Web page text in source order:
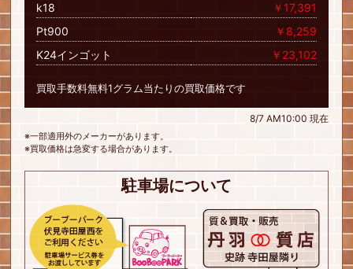
k18
￥17,391
Pt900
￥8,259
K24インゴット
￥23,102
買取手数料無料1グラム当たりの買取価格です
8/7 AM10:00 現在
※一部適用外のメーカーがあります。
※買取価格は急変する場合があります。
駐車場について